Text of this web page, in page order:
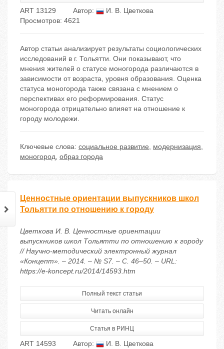
ART 13129 Автор:
И. В. Цветкова
Просмотров: 4621
Автор статьи анализирует результаты социологических
исследований в г. Тольятти. Они показывают, что
мнения жителей о статусе моногорода различаются в
зависимости от возраста, уровня образования. Оценка
статуса моногорода также связана с мнением о
перспективах его реформирования. Статус
моногорода отрицательно влияет на отношение к
городу молодежи.
Ключевые слова: социальное развитие, модернизация,
моногород, образ города
Ценностные ориентации выпускников школ
Тольятти по отношению к городу
Цветкова И. В. Ценностные ориентации
выпускников школ Тольятти по отношению к городу
// Научно-методический электронный журнал
«Концепт». – 2014. – № S7. – С. 46–50. – URL:
https://e-koncept.ru/2014/14593.htm
Полный текст статьи
Читать онлайн
Статья в РИНЦ
ART 14593 Автор:
И. В. Цветкова